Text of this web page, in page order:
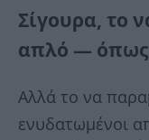
Σίγουρα, το
απλό — όπως
Αλλά το να
ενυδατωμένοι